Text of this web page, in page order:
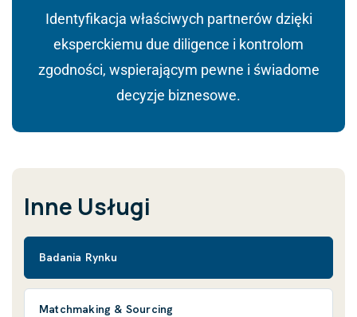
Inne Usługi
Badania Rynku
Matchmaking & Sourcing
Identyfikacja właściwych partnerów dzięki
eksperckiemu due diligence i kontrolom
zgodności, wspierającym pewne i świadome
decyzje biznesowe.